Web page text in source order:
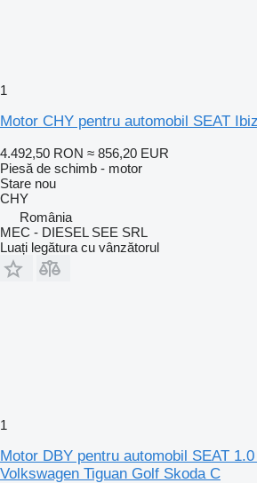
1
Motor CHY pentru automobil SEAT
4.492,50 RON ≈ 856,20 EUR
Piesă de schimb - motor
Stare nou
CHY
România
MEC - DIESEL SEE SRL
Luați legătura cu vânzătorul
1
Motor DBY pentru automobil SEAT
Volkswagen Tiguan Golf Skoda C